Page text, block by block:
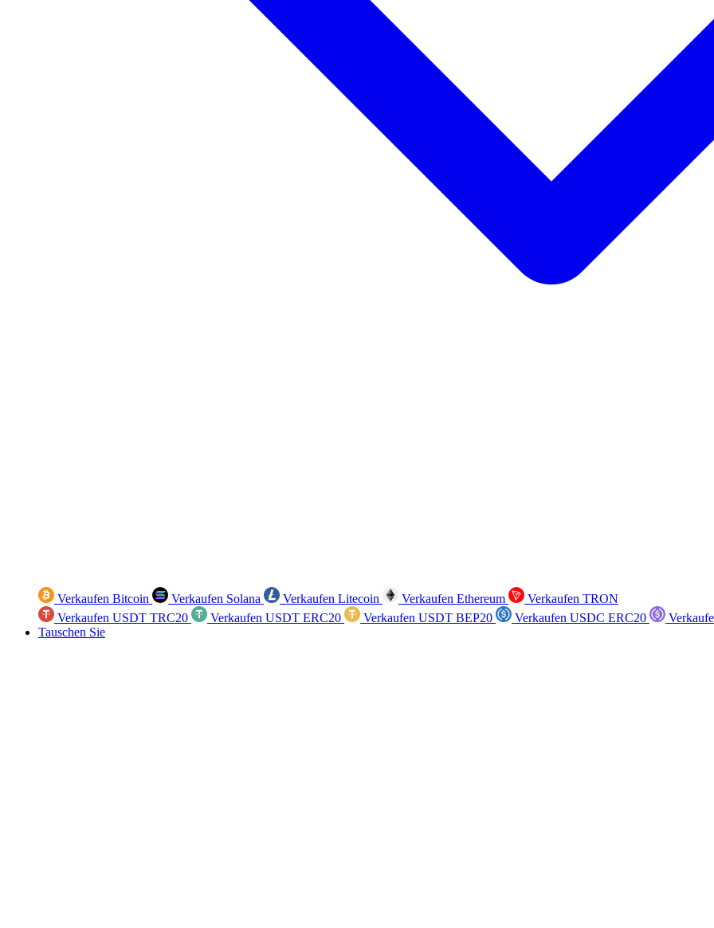
Verkaufen Bitcoin Verkaufen Solana Verkaufen Litecoin Verkaufen Ethereum
Verkaufen TRON
Verkaufen USDT TRC20
Verkaufen USDT ERC20 Verkaufen USDT BEP20 Verkaufen USDC ERC20
Tauschen Sie